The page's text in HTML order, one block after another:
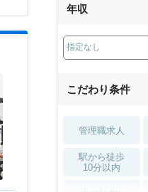
薬局・
年収
こだわり条件
管理職求人
駅から徒歩
10分以内